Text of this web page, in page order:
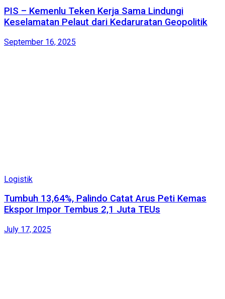
PIS – Kemenlu Teken Kerja Sama Lindungi
Keselamatan Pelaut dari Kedaruratan Geopolitik
September 16, 2025
Logistik
Tumbuh 13,64%, Palindo Catat Arus Peti Kemas
Ekspor Impor Tembus 2,1 Juta TEUs
July 17, 2025